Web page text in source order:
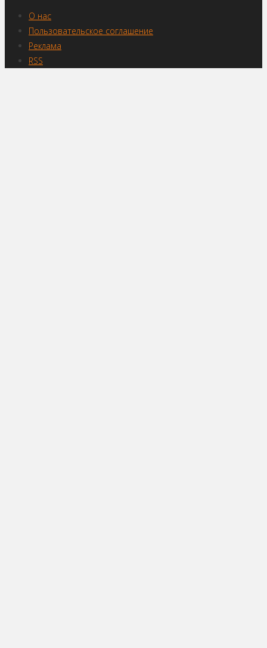
О нас
Пользовательское соглашение
Реклама
RSS